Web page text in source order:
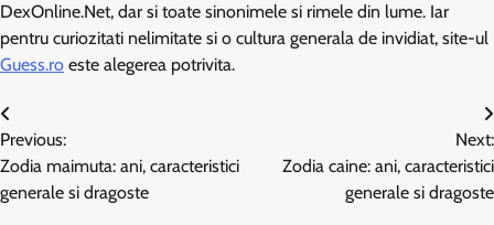
DexOnline.Net, dar si toate sinonimele si rimele din lume. Iar
pentru curiozitati nelimitate si o cultura generala de invidiat, site-ul
Guess.ro este alegerea potrivita.
Navigare
în
articole
Previous:
Zodia maimuta: ani, caracteristici
generale si dragoste
Next:
Zodia caine: ani, caracteristici
generale si dragoste